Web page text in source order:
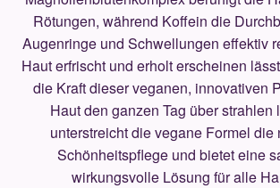
Rötungen, während Koffein die
Augenringe und Schwellungen effektiv
Haut erfrischt und erholt erscheinen
die Kraft dieser veganen, innovativen
Haut den ganzen Tag über strahlen
unterstreicht die vegane Formel die
Schönheitspflege und bietet eine
wirkungsvolle Lösung für alle